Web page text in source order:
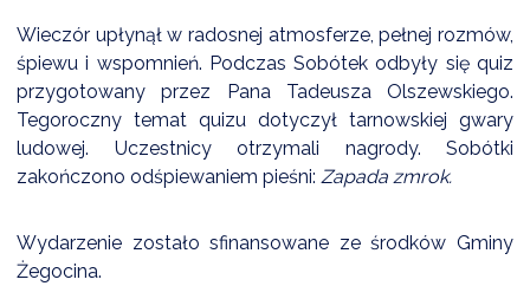
Wieczór upłynął w radosnej atmosferze, pełnej rozmów,
śpiewu i wspomnień. Podczas Sobótek odbyły się quiz
przygotowany przez Pana Tadeusza Olszewskiego.
Tegoroczny temat quizu dotyczył tarnowskiej gwary
ludowej. Uczestnicy otrzymali nagrody. Sobótki
zakończono odśpiewaniem pieśni: Zapada zmrok.
Wydarzenie zostało sfinansowane ze środków Gminy
Żegocina.